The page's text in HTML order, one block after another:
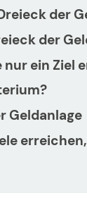
der
der
ein Ziel
Geldanlage